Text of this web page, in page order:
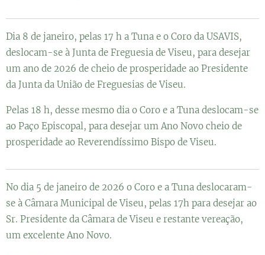
Dia 8 de janeiro, pelas 17 h a Tuna e o Coro da USAVIS,
deslocam-se à Junta de Freguesia de Viseu, para desejar
um ano de 2026 de cheio de prosperidade ao Presidente
da Junta da União de Freguesias de Viseu.
Pelas 18 h, desse mesmo dia o Coro e a Tuna deslocam-se
ao Paço Episcopal, para desejar um Ano Novo cheio de
prosperidade ao Reverendíssimo Bispo de Viseu.
No dia 5 de janeiro de 2026 o Coro e a Tuna deslocaram-
se à Câmara Municipal de Viseu, pelas 17h para desejar ao
Sr. Presidente da Câmara de Viseu e restante vereação,
um excelente Ano Novo.